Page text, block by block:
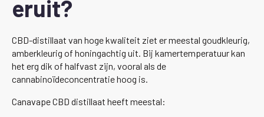
eruit?
CBD-distillaat van hoge kwaliteit ziet er meestal goudkleurig,
amberkleurig of honingachtig uit. Bij kamertemperatuur kan
het erg dik of halfvast zijn, vooral als de
cannabinoïdeconcentratie hoog is.
Canavape CBD distillaat heeft meestal: